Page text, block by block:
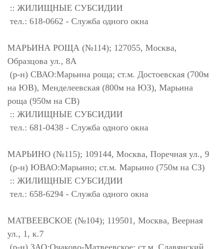
:: ЖИЛИЩНЫЕ СУБСИДИИ
тел.: 618-0662 - Служба одного окна
МАРЬИНА РОЩА (№114); 127055, Москва,
Образцова ул., 8А
(р-н) СВАО:Марьина роща; ст.м. Достоевская (700м
на ЮВ), Менделеевская (800м на ЮЗ), Марьина
роща (950м на СВ)
:: ЖИЛИЩНЫЕ СУБСИДИИ
тел.: 681-0438 - Служба одного окна
МАРЬИНО (№115); 109144, Москва, Поречная ул., 9
(р-н) ЮВАО:Марьино; ст.м. Марьино (750м на СЗ)
:: ЖИЛИЩНЫЕ СУБСИДИИ
тел.: 658-6294 - Служба одного окна
МАТВЕЕВСКОЕ (№104); 119501, Москва, Веерная
ул., 1, к.7
(р-н) ЗАО:Очаково-Матвеевское; ст.м. Славянский